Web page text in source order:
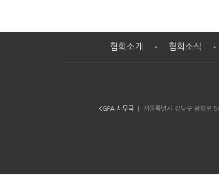
협회소개 협회소식
KGFA 사무국 | 서울특별시 강남구 광평